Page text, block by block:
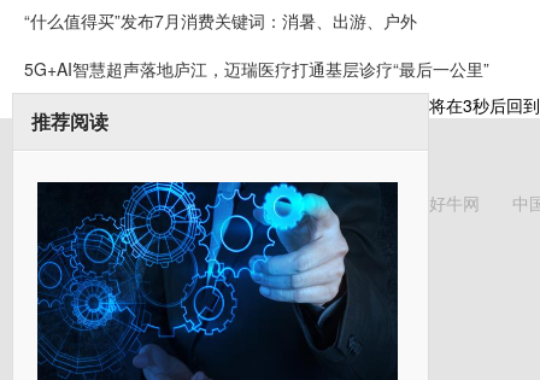
“什么值得买”发布7月消费关键词：消暑、出游、户外
5G+AI智慧超声落地庐江，迈瑞医疗打通基层诊疗“最后一公里”
推荐阅读
将在3秒后回
好牛网 中